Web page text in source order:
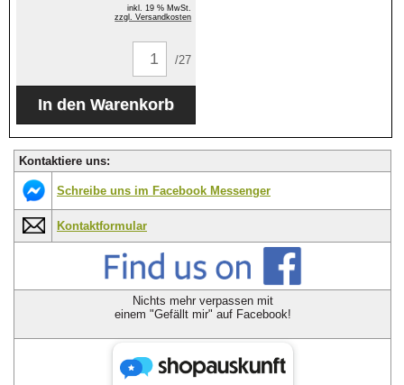
inkl. 19 % MwSt.
zzgl. Versandkosten
/27
Kontaktiere uns:
Schreibe uns im Facebook Messenger
Kontaktformular
Nichts mehr verpassen mit
einem "Gefällt mir" auf Facebook!